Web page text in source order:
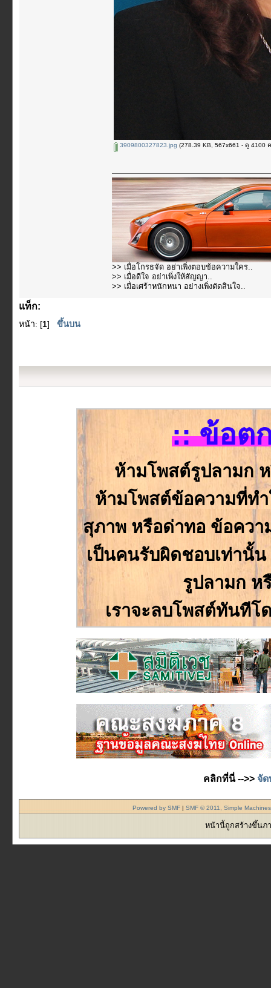
3909800327823.jpg (278.39 KB, 567x661 - ดู 4100
>> เมื่อโกรธจัด อย่าเพิ่งตอบข้อความใคร..
>> เมื่อดีใจ อย่าเพิ่งให้สัญญา..
>> เมื่อเศร้าหนักหนา อย่างเพิ่งตัดสินใจ..
แท็ก:
หน้า: [1] ขึ้นบน
:: ข้อต
ห้ามโพสต์รูปลามก
ห้ามโพสต์ข้อความที่ทำ
สุภาพ หรือด่าทอ ข้อควา
เป็นคนรับผิดชอบเท่านั้น
รูปลามก ห
เราจะลบโพสต์ทันทีโ
คลิกที่นี่ -->>จัด
Powered by SMF |SMF © 2011, Simple Machines
หน้านี้ถูกสร้างขึ้นภ